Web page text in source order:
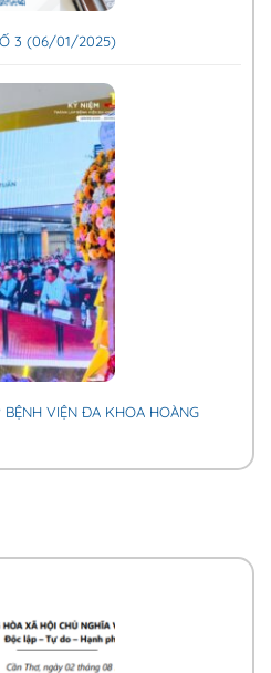
3 (06/01/2025)
VIỆN ĐA KHOA HOÀNG